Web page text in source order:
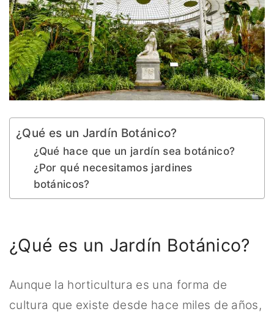
¿Qué es un Jardín Botánico?
¿Qué hace que un jardín sea botánico?
¿Por qué necesitamos jardines
botánicos?
¿Qué es un Jardín Botánico?
Aunque la horticultura es una forma de
cultura que existe desde hace miles de años,